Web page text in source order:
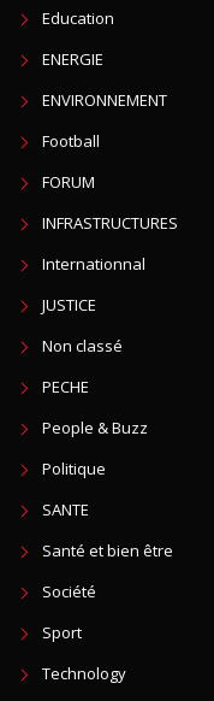
Education
ENERGIE
ENVIRONNEMENT
Football
FORUM
INFRASTRUCTURES
Internationnal
JUSTICE
Non classé
PECHE
People & Buzz
Politique
SANTE
Santé et bien être
Société
Sport
Technology